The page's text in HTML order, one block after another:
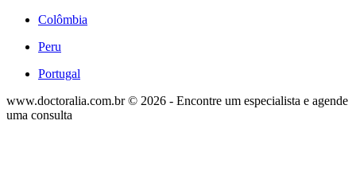
Colômbia
Peru
Portugal
www.doctoralia.com.br © 2026 - Encontre um especialista e agende
uma consulta